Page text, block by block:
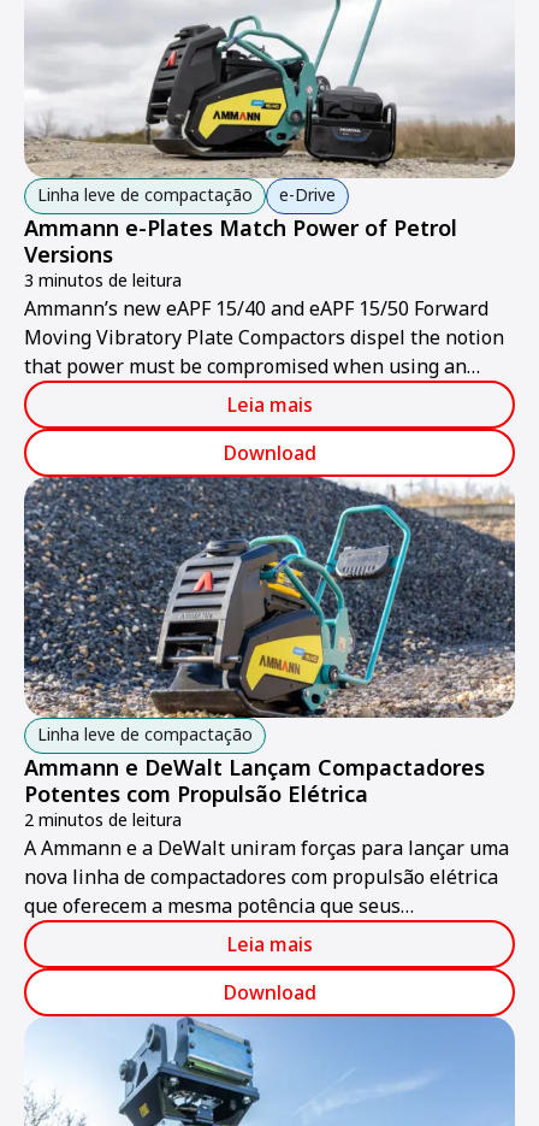
Linha leve de compactação e-Drive
Ammann e-Plates Match Power of Petrol
Versions
3 minutos de leitura
Ammann’s new eAPF 15/40 and eAPF 15/50 Forward
Moving Vibratory Plate Compactors dispel the notion
that power must be compromised when using an
electric machine.
Leia mais
Download
Linha leve de compactação
Ammann e DeWalt Lançam Compactadores
Potentes com Propulsão Elétrica
2 minutos de leitura
A Ammann e a DeWalt uniram forças para lançar uma
nova linha de compactadores com propulsão elétrica
que oferecem a mesma potência que seus
equivalentes a gasolina.Leia mais
Download